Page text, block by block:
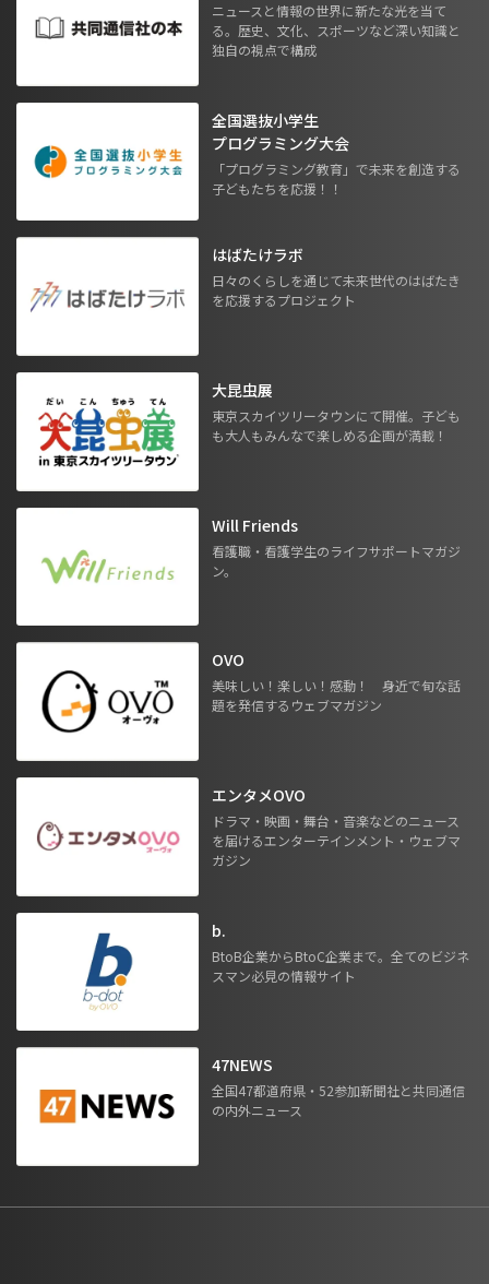
ニュースと情報の世界に新たな光を当て
る。歴史、文化、スポーツなど深い知識と
独自の視点で構成
全国選抜小学生
プログラミング大会
「プログラミング教育」で未来を創造する
子どもたちを応援！！
はばたけラボ
日々のくらしを通じて未来世代のはばたき
を応援するプロジェクト
大昆虫展
東京スカイツリータウンにて開催。子ども
も大人もみんなで楽しめる企画が満載！
Will Friends
看護職・看護学生のライフサポートマガジ
ン。
OVO
美味しい！楽しい！感動！ 身近で旬な話
題を発信するウェブマガジン
エンタメOVO
ドラマ・映画・舞台・音楽などのニュース
を届けるエンターテインメント・ウェブマ
ガジン
b.
BtoB企業からBtoC企業まで。全てのビジネ
スマン必見の情報サイト
47NEWS
全国47都道府県・52参加新聞社と共同通信
の内外ニュース